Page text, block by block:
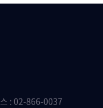
: 02-866-0037